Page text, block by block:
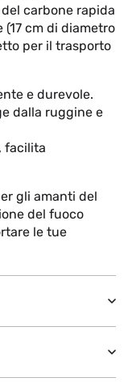
carbone rapida
cm di diametro
per il trasporto
e durevole.
dalla ruggine e
facilita
gli amanti del
del fuoco
le tue